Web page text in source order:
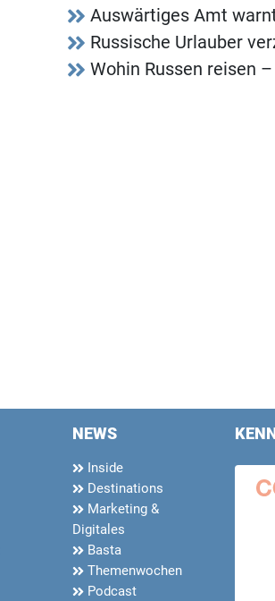
Auswärtiges Amt
Russische Urlauber
Wohin Russen reisen
NEWS
Inside
Destinations
Marketing &
Digitales
Basta
Themenwochen
Podcast